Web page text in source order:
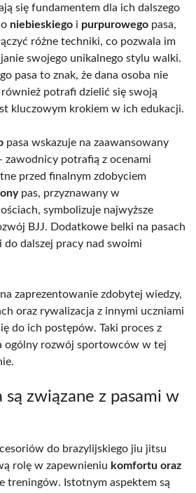
się fundamentem dla ich dalszego
niebieskiego i purpurowego pasa,
różne techniki, co pozwala im
swojego unikalnego stylu walki.
pasa to znak, że dana osoba nie
potrafi dzielić się swoją
kluczowym krokiem w ich edukacji.
pasa wskazuje na zaawansowany
zawodnicy potrafią z ocenami
przed finalnym zdobyciem
pas, przyznawany w
symbolizuje najwyższe
BJJ. Dodatkowe belki na pasach
dalszej pracy nad swoimi
na zaprezentowanie zdobytej wiedzy,
oraz rywalizacja z innymi uczniami
do ich postępów. Taki proces z
ogólny rozwój sportowców w tej
są związane z pasami w
do brazylijskiego jiu jitsu
rolę w zapewnieniu komfortu oraz
treningów. Istotnym aspektem są